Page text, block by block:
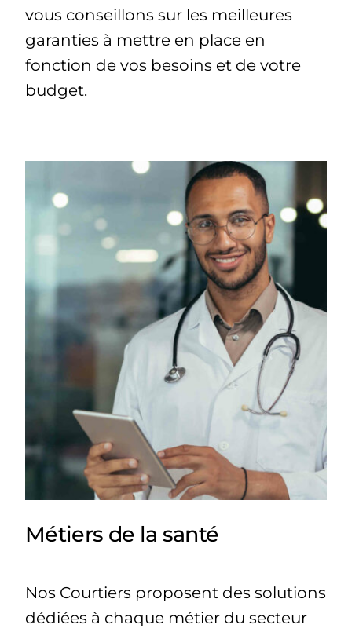
vous conseillons sur les meilleures
garanties à mettre en place en
fonction de vos besoins et de votre
budget.
Métiers de la santé
Nos Courtiers proposent des solutions
dédiées à chaque métier du secteur